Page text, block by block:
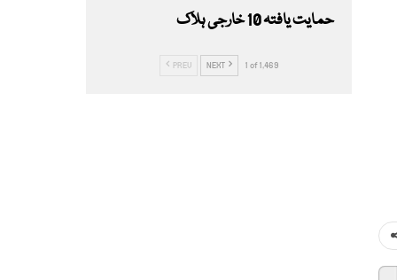
حمایت یافتہ 10 خارجی ہلاک
PREV NEXT 1 of 1,469